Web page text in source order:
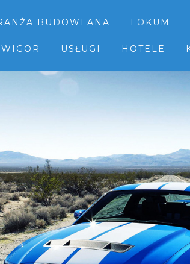
BUDOWLANA LOKUM
WIGOR USŁUGI HOTELE